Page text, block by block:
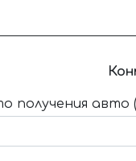
получения авто